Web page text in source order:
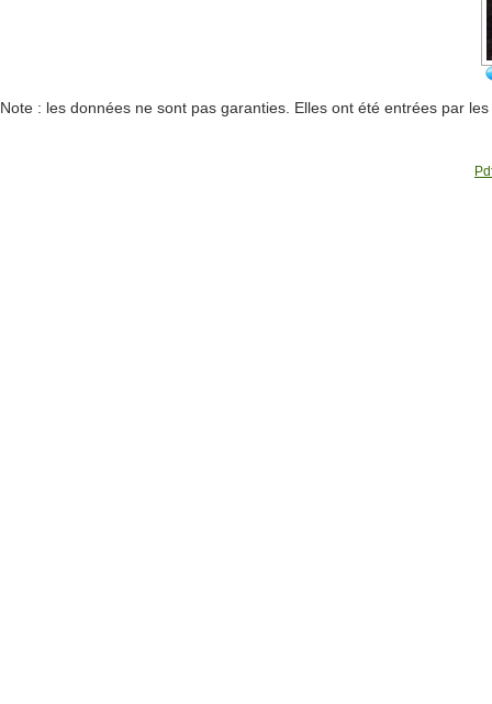
Note : les données ne sont pas garanties. Elles ont été entrées par